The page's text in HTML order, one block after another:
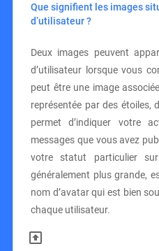
Que signifient les images
d’utilisateur ?
Deux images peuvent
d’utilisateur lorsque vous
peut être une image
représentée par des étoiles,
permet d’indiquer votre
messages que vous avez
votre statut particulier
généralement plus grande,
nom d’avatar qui est bien
chaque utilisateur.